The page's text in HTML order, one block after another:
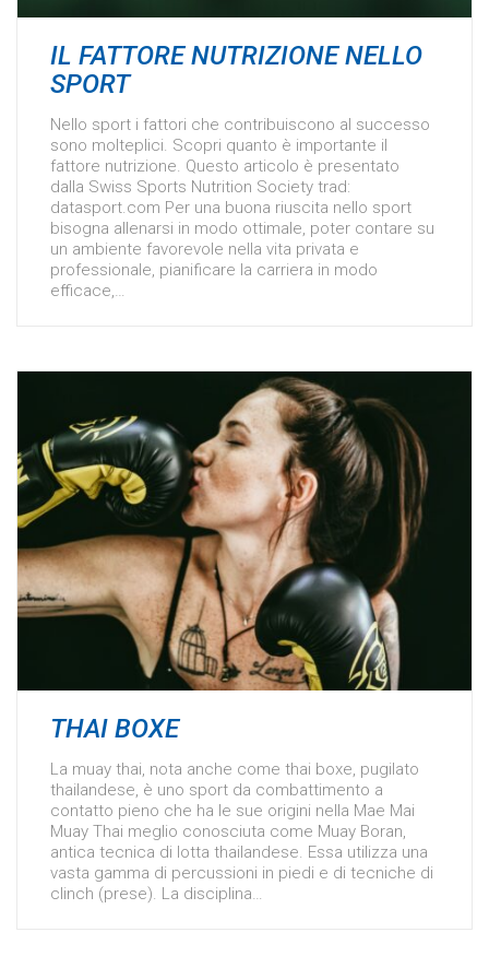
IL FATTORE NUTRIZIONE NELLO
SPORT
Nello sport i fattori che contribuiscono al successo
sono molteplici. Scopri quanto è importante il
fattore nutrizione. Questo articolo è presentato
dalla Swiss Sports Nutrition Society trad:
datasport.com Per una buona riuscita nello sport
bisogna allenarsi in modo ottimale, poter contare su
un ambiente favorevole nella vita privata e
professionale, pianificare la carriera in modo
efficace,…
THAI BOXE
La muay thai, nota anche come thai boxe, pugilato
thailandese, è uno sport da combattimento a
contatto pieno che ha le sue origini nella Mae Mai
Muay Thai meglio conosciuta come Muay Boran,
antica tecnica di lotta thailandese. Essa utilizza una
vasta gamma di percussioni in piedi e di tecniche di
clinch (prese). La disciplina…